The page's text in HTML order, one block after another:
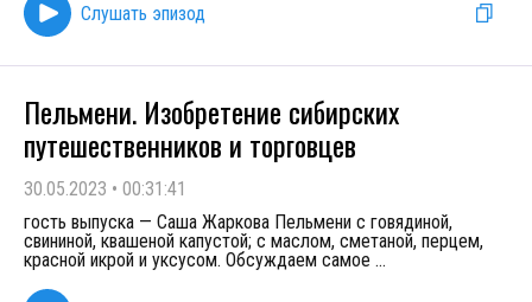
Слушать эпизод
Пельмени. Изобретение сибирских
путешественников и торговцев
30.05.2023 • 00:31:41
гость выпуска — Саша Жаркова Пельмени с говядиной,
свининой, квашеной капустой; с маслом, сметаной, перцем,
красной икрой и уксусом. Обсуждаем самое ...